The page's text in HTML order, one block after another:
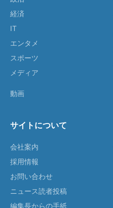
経済
IT
エンタメ
スポーツ
メディア
動画
サイトについて
会社案内
採用情報
お問い合わせ
ニュース読者投稿
編集長からの手紙